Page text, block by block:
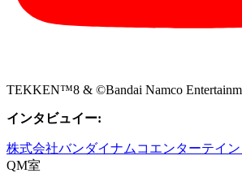
TEKKEN™8 & ©Bandai Namco
インタビュイー:
株式会社バンダイナムコエンターテイン
QM室